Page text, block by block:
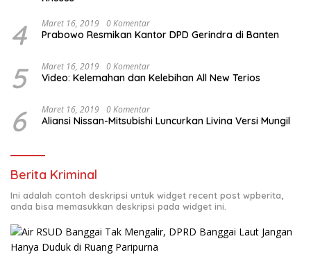
4 Maret 16, 2019 0 Komentar
Prabowo Resmikan Kantor DPD Gerindra di Banten
5 Maret 16, 2019 0 Komentar
Video: Kelemahan dan Kelebihan All New Terios
6 Maret 16, 2019 0 Komentar
Aliansi Nissan-Mitsubishi Luncurkan Livina Versi Mungil
Berita Kriminal
Ini adalah contoh deskripsi untuk widget recent post wpberita,
anda bisa memasukkan deskripsi pada widget ini.